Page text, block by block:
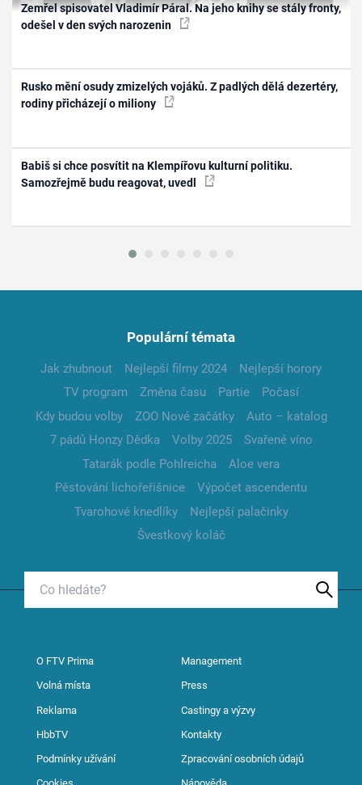
Zemřel spisovatel Vladimír Páral. Na jeho knihy se stály fronty,
odešel v den svých narozenin
Rusko mění osudy zmizelých vojáků. Z padlých dělá dezertéry,
rodiny přicházejí o miliony
Babiš si chce posvítit na Klempířovu kulturní politiku.
Samozřejmě budu reagovat, uvedl
Populární témata
Jak zhubnout Nejlepší filmy 2024
Nejlepší horory
TV program
Změna času Partie
Počasí
Kdy budou volby
ZOO Nové začátky
Auto – katalog
7 pádů Honzy Dědka
Volby 2025
Svařené víno
Tatarák podle Pohlreicha
Aloe vera
Pěstování lichořeřišnice
Výpočet ascendentu
Tvarohové knedlíky
Nejlepší palačinky
Švestkový koláč
O FTV Prima Management
Volná místa Press
Reklama Castingy a výzvy
HbbTV Kontakty
Podmínky užívání Zpracování osobních údajů